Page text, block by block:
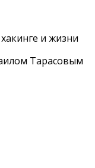
и жизни
Тарасовым